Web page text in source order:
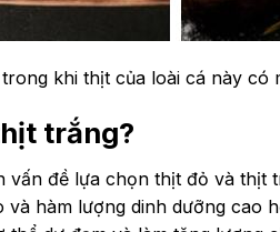
khi thịt của loài cá này có
trắng?
vấn đề lựa chọn thịt đỏ và thịt
hàm lượng dinh dưỡng cao